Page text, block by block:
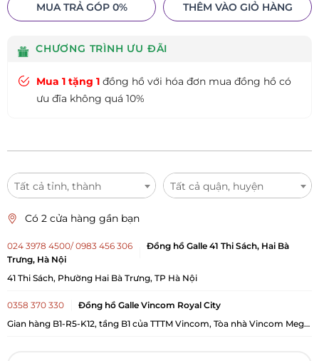
MUA TRẢ GÓP 0% THÊM VÀO GIỎ HÀNG
CHƯƠNG TRÌNH ƯU ĐÃI
Mua 1 tặng 1 đồng hồ với hóa đơn mua đồng hồ có
ưu đĩa không quá 10%
Tất cả tỉnh, thành Tất cả quận, huyện
Có 2 cửa hàng gần bạn
024 3978 4500/ 0983 456 306
Đồng hồ Galle 41 Thi Sách, Hai Bà
Trưng, Hà Nội
41 Thi Sách, Phường Hai Bà Trưng, TP Hà Nội
0358 370 330
Đồng hồ Galle Vincom Royal City
Gian hàng B1-R5-K12, tầng B1 của TTTM Vincom, Tòa nhà Vincom Mega